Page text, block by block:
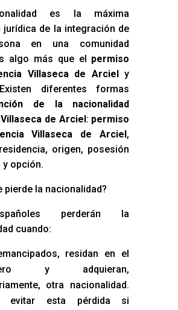
es la máxima
jurídica de la integración de
en una comunidad
algo más que el permiso
Villaseca de Arciel
y
diferentes formas
de la nacionalidad
de Arciel : permiso
Villaseca de Arciel ,
origen, posesión
y opción.
pierde la nacionalidad?
perderán la
cuando:
residan en el
y adquieran,
otra nacionalidad.
evitar esta pérdida si